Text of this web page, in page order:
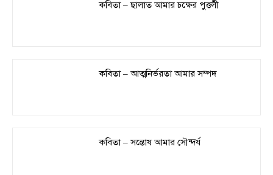
কবিতা – ছালাত আমার চক্ষের পুত্তলী
কবিতা – আত্মনির্ভরতা আমার সম্পদ
কবিতা – সন্তোষ আমার সৌন্দর্য